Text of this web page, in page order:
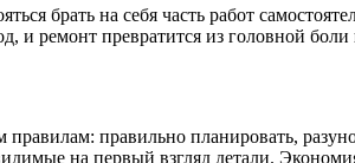
брать на себя часть работ
и ремонт превратится из головной
правильно планировать,
на первый взгляд детали.